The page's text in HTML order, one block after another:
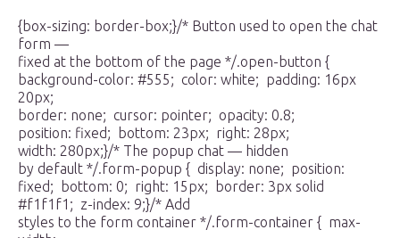
{box-sizing: border-box;}/* Button used to open the chat
form —
fixed at the bottom of the page */.open-button {
background-color: #555; color: white; padding: 16px
20px;
border: none; cursor: pointer; opacity: 0.8;
position: fixed; bottom: 23px; right: 28px;
width: 280px;}/* The popup chat — hidden
by default */.form-popup { display: none; position:
fixed; bottom: 0; right: 15px; border: 3px solid
#f1f1f1; z-index: 9;}/* Add
styles to the form container */.form-container { max-